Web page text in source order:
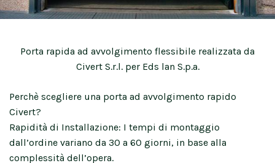
Porta rapida ad avvolgimento flessibile realizzata da
Civert S.r.l. per Eds lan S.p.a.
Perchè scegliere una porta ad avvolgimento rapido
Civert?
Rapidità di Installazione: I tempi di montaggio
dall’ordine variano da 30 a 60 giorni, in base alla
complessità dell’opera.